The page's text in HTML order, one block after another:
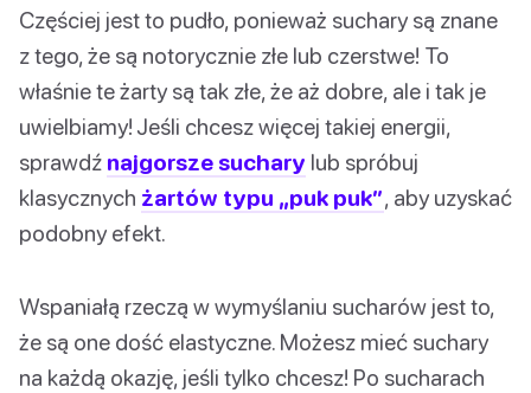
Częściej jest to pudło, ponieważ suchary są znane
z tego, że są notorycznie złe lub czerstwe! To
właśnie te żarty są tak złe, że aż dobre, ale i tak je
uwielbiamy! Jeśli chcesz więcej takiej energii,
sprawdź najgorsze suchary lub spróbuj
klasycznych żartów typu „puk puk”, aby uzyskać
podobny efekt.
Wspaniałą rzeczą w wymyślaniu sucharów jest to,
że są one dość elastyczne. Możesz mieć suchary
na każdą okazję, jeśli tylko chcesz! Po sucharach